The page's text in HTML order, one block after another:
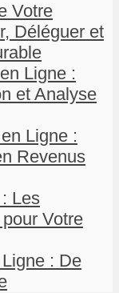
Votre
Déléguer et
Ligne :
et Analyse
Ligne :
Revenus
Les
Votre
: De